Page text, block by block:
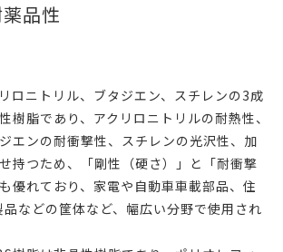
品性
ロニトリル、ブタジエン、スチレンの3成
樹脂であり、アクリロニトリルの耐熱性、
エンの耐衝撃性、スチレンの光沢性、加
持つため、「剛性（硬さ）」と「耐衝撃
優れており、家電や自動車車載部品、住
などの筐体など、幅広い分野で使用され